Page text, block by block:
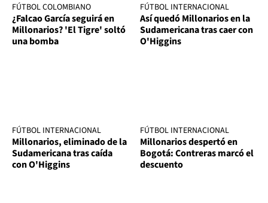
FÚTBOL COLOMBIANO
¿Falcao García seguirá en
Millonarios? 'El Tigre' soltó
una bomba
FÚTBOL INTERNACIONAL
Así quedó Millonarios en la
Sudamericana tras caer con
O'Higgins
FÚTBOL INTERNACIONAL
Millonarios, eliminado de la
Sudamericana tras caída
con O'Higgins
FÚTBOL INTERNACIONAL
Millonarios despertó en
Bogotá: Contreras marcó el
descuento